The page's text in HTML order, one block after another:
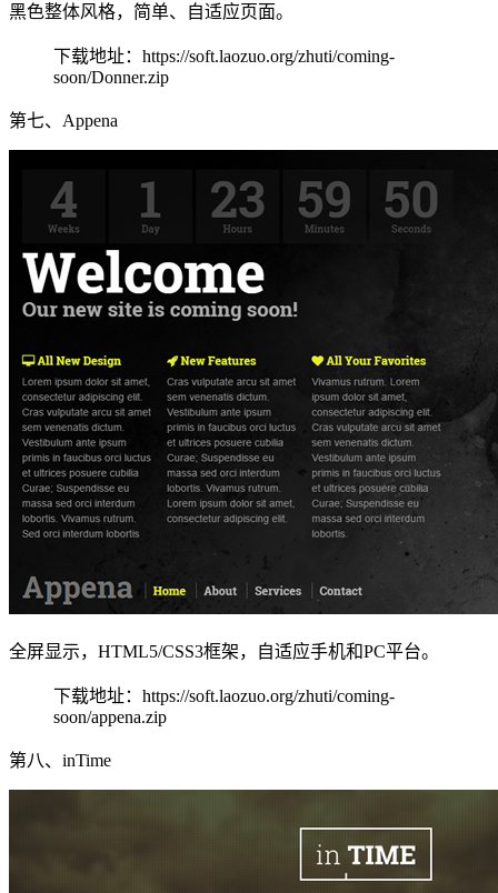
黑色整体风格，简单、自适应页面。
下载地址：https://soft.laozuo.org/zhuti/coming-
soon/Donner.zip
第七、Appena
全屏显示，HTML5/CSS3框架，自适应手机和PC平台。
下载地址：https://soft.laozuo.org/zhuti/coming-
soon/appena.zip
第八、inTime